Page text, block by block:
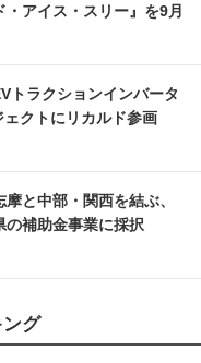
・アイス・スリー』を9月
トラクションインバータ
クトにリカルド参画
と中部・関西を結ぶ、
の補助金事業に採択
グ